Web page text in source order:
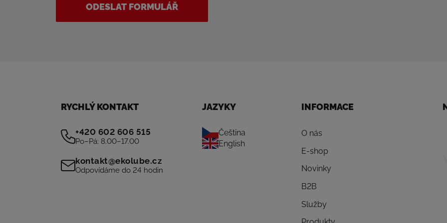
ODESLAT FORMULÁŘ
RYCHLÝ KONTAKT
+420 602 606 515
Po–Pá: 8.00–17.00
kontakt@ekolube.cz
Odpovídáme do 24 hodin
JAZYKY
Čeština
English
INFORMACE
O nás
E-shop
Novinky
B2B
Služby